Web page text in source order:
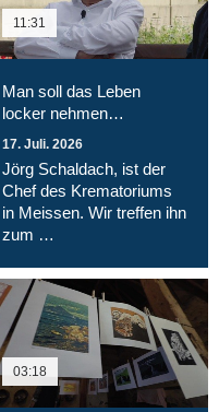
11:31
Man soll das Leben
locker nehmen…
17. Juli. 2026
Jörg Schaldach, ist der
Chef des Krematoriums
in Meissen. Wir treffen ihn
zum …
03:18